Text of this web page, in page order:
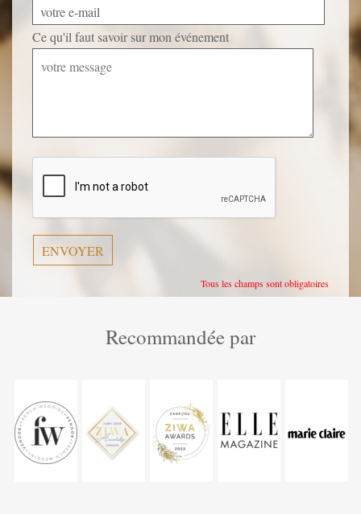
votre e-mail
Ce qu'il faut savoir sur mon événement
champ
vide.
Tous les champs sont obligatoires
Recommandée par